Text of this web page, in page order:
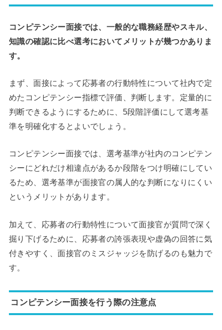
コンピテンシー面接では、一般的な職務経歴やスキル、
知識の確認に比べ選考においてメリットが幾つかありま
す。
まず、面接によって応募者の行動特性について社内で定
めたコンピテンシー指標で評価、判断します。定量的に
判断できるようにするために、5段階評価にして選考基
準を明確化するとよいでしょう。
コンピテンシー面接では、選考基準が社内のコンピテン
シーにどれだけ相違点があるか段階をつけ明確にしてい
るため、選考基準が面接官の属人的な判断になりにくい
というメリットがあります。
加えて、応募者の行動特性について面接官が質問で深く
掘り下げるために、応募者の誇張表現や虚偽の回答に気
付きやすく、面接官のミスジャッジを防げるのも魅力で
す。
コンピテンシー面接を行う際の注意点